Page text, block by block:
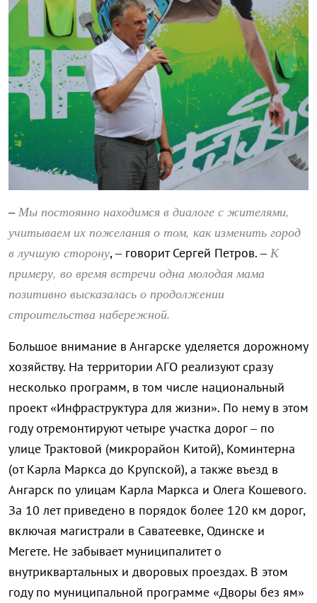
–Мы постоянно находимся в диалоге с жителями,
учитываем их пожелания о том, как изменить город
в лучшую сторону, – говорит Сергей Петров. –К
примеру, во время встречи одна молодая мама
позитивно высказалась о продолжении
строительства набережной.
Большое внимание в Ангарске уделяется дорожному
хозяйству. На территории АГО реализуют сразу
несколько программ, в том числе национальный
проект «Инфраструктура для жизни». По нему в этом
году отремонтируют четыре участка дорог – по
улице Трактовой (микрорайон Китой), Коминтерна
(от Карла Маркса до Крупской), а также въезд в
Ангарск по улицам Карла Маркса и Олега Кошевого.
За 10 лет приведено в порядок более 120 км дорог,
включая магистрали в Саватеевке, Одинске и
Мегете. Не забывает муниципалитет о
внутриквартальных и дворовых проездах. В этом
году по муниципальной программе «Дворы без ям»